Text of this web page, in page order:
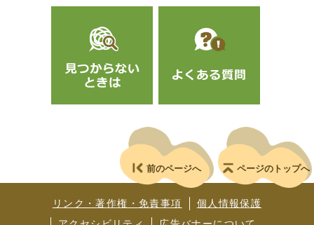
前のページへ ページのトップへ
リンク・著作権・免責事項
個人情報保護